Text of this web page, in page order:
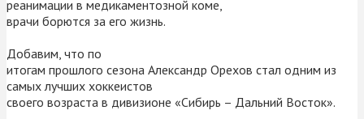
реанимации в медикаментозной коме,
врачи борются за его жизнь.
Добавим, что по
итогам прошлого сезона Александр Орехов стал одним из
самых лучших хоккеистов
своего возраста в дивизионе «Сибирь – Дальний Восток».